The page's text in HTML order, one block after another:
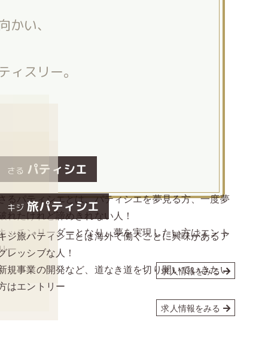
スリー。
さる パティシエ
るパティシエとは、パティシエを夢見る方、一度夢
れたけれど諦めきれない人！
ッチンリーダーとなり、夢を実現したい方はエント
リー
求人情報をみる
キジ 旅パティシエ
ジ旅パティシエとは海外で働くことに興味があるア
レッシブな人！
規事業の開発など、道なき道を切り開いていきたい
はエントリー
求人情報をみる